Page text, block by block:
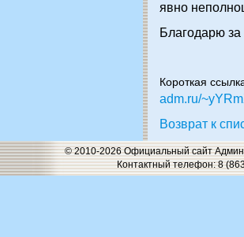
явно
Благодарю
Короткая
adm.ru/
Возврат к
© 2010-2026 Официальный сайт
Контактный телефон: 8